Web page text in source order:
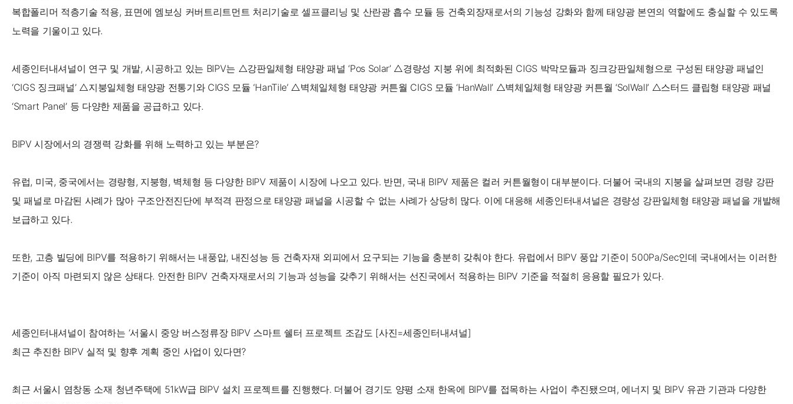
복합폴리머 적층기술 적용, 표면에 엠보싱 커버트리트먼트 처리기술로 셀프클리닝 및 산란광 흡수 모듈 등 건축외장재로서의 기능성 강화와 함께 태양광 본연의 역할에도 충실할 수 있도록
노력을 기울이고 있다.
세종인터내셔널이 연구 및 개발, 시공하고 있는 BIPV는 △강판일체형 태양광 패널 ‘Pos Solar’ △경량성 지붕 위에 최적화된 CIGS 박막모듈과 징크강판일체형으로 구성된 태양광 패널인
‘CIGS 징크패널’ △지붕일체형 태양광 전통기와 CIGS 모듈 ‘HanTile’ △벽체일체형 태양광 커튼월 CIGS 모듈 ‘HanWall’ △벽체일체형 태양광 커튼월 ‘SolWall’ △스터드 클립형 태양광 패널
‘Smart Panel’ 등 다양한 제품을 공급하고 있다.
BIPV 시장에서의 경쟁력 강화를 위해 노력하고 있는 부분은?
유럽, 미국, 중국에서는 경량형, 지붕형, 벽체형 등 다양한 BIPV 제품이 시장에 나오고 있다. 반면, 국내 BIPV 제품은 컬러 커튼월형이 대부분이다. 더불어 국내의 지붕을 살펴보면 경량 강판
및 패널로 마감된 사례가 많아 구조안전진단에 부적격 판정으로 태양광 패널을 시공할 수 없는 사례가 상당히 많다. 이에 대응해 세종인터내셔널은 경량성 강판일체형 태양광 패널을 개발해
보급하고 있다.
또한, 고층 빌딩에 BIPV를 적용하기 위해서는 내풍압, 내진성능 등 건축자재 외피에서 요구되는 기능을 충분히 갖춰야 한다. 유럽에서 BIPV 풍압 기준이 500Pa/Sec인데 국내에서는 이러한
기준이 아직 마련되지 않은 상태다. 안전한 BIPV 건축자재로서의 기능과 성능을 갖추기 위해서는 선진국에서 적용하는 BIPV 기준을 적절히 응용할 필요가 있다.
세종인터내셔널이 참여하는 ‘서울시 중앙 버스정류장 BIPV 스마트 쉘터 프로젝트 조감도 [사진=세종인터내셔널]
최근 추진한 BIPV 실적 및 향후 계획 중인 사업이 있다면?
최근 서울시 염창동 소재 청년주택에 51kW급 BIPV 설치 프로젝트를 진행했다. 더불어 경기도 양평 소재 한옥에 BIPV를 접목하는 사업이 추진됐으며, 에너지 및 BIPV 유관 기관과 다양한